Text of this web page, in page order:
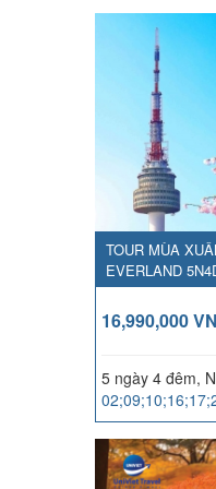
TOUR MÙA
EVERLAND
16,990,000
5 ngày 4 đêm,